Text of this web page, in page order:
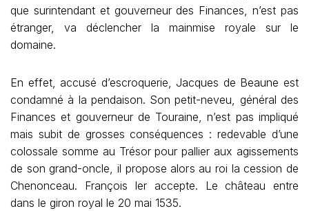
que surintendant et gouverneur des Finances, n’est pas
étranger, va déclencher la mainmise royale sur le
domaine.
En effet, accusé d’escroquerie, Jacques de Beaune est
condamné à la pendaison. Son petit-neveu, général des
Finances et gouverneur de Touraine, n’est pas impliqué
mais subit de grosses conséquences : redevable d’une
colossale somme au Trésor pour pallier aux agissements
de son grand-oncle, il propose alors au roi la cession de
Chenonceau. François Ier accepte. Le château entre
dans le giron royal le 20 mai 1535.